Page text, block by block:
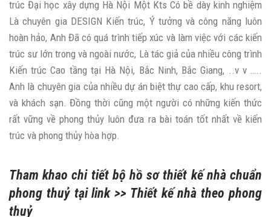
trúc Đại học xây dựng Hà Nội Một Kts Có bề dày kinh nghiệm
Là chuyên gia DESIGN Kiến trúc, Ý tưởng và công năng luôn
hoàn hảo, Anh Đã có quá trình tiếp xúc và làm việc với các kiến
trúc sư lớn trong và ngoài nước, Là tác giả của nhiều công trình
Kiến trúc Cao tầng tại Hà Nội, Bắc Ninh, Bắc Giang, ..v v …..
Anh là chuyên gia của nhiều dự án biệt thự cao cấp, khu resort,
và khách sạn. Đồng thời cũng một người có những kiến thức
rất vững về phong thủy luôn đưa ra bài toán tốt nhất về kiến
trúc và phong thủy hòa hợp.
Tham khao chi tiết bộ hồ sơ thiết kế nhà chuẩn
phong thuỷ tại link >> Thiết kế nhà theo phong
thuỷ